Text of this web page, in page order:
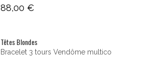
88,00 €
Têtes Blondes
Bracelet 3 tours Vendôme multico